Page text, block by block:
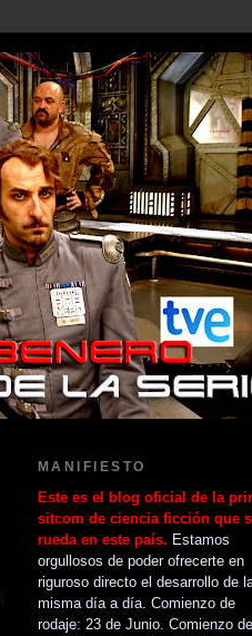
MANIFIESTO
Este es el blog oficial de la
sitcom de ciencia ficción que
rueda en este país. Estamos
orgullosos de poder ofrecerte en
riguroso directo el desarrollo de
misma día a día. Comienzo de
rodaje: 23 de Junio. Comienzo de